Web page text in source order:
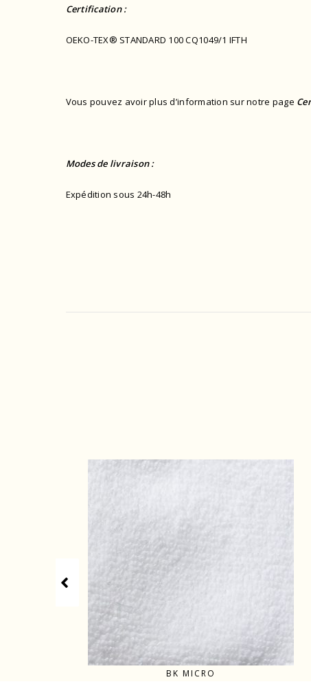
Certification :
OEKO-TEX® STANDARD 100 CQ1049/1 IFTH
Vous pouvez avoir plus d’information sur notre page
Modes de livraison :
Expédition sous 24h-48h
BK MICRO